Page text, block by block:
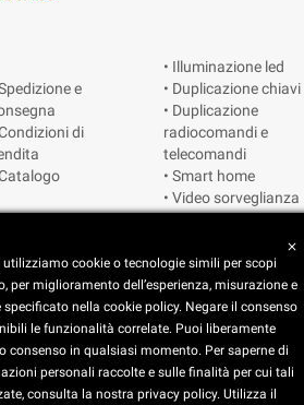
e
di
• Illuminazione led
• Duplicazione chiavi
• Duplicazione
radiocomandi e
telecomandi
• Smart home
• Video sorveglianza
| Negozio di elettronica Torino
C.E.A.R.T. Elettronica
close
utilizziamo cookie o tecnologie simili per scopi
per miglioramento dell’esperienza, misurazione e
nella cookie policy. Negare il consenso
le funzionalità correlate. Puoi liberamente
consenso in qualsiasi momento. Per saperne di
personali raccolte e sulle finalità per cui tali
consulta la nostra privacy policy. Utilizza il